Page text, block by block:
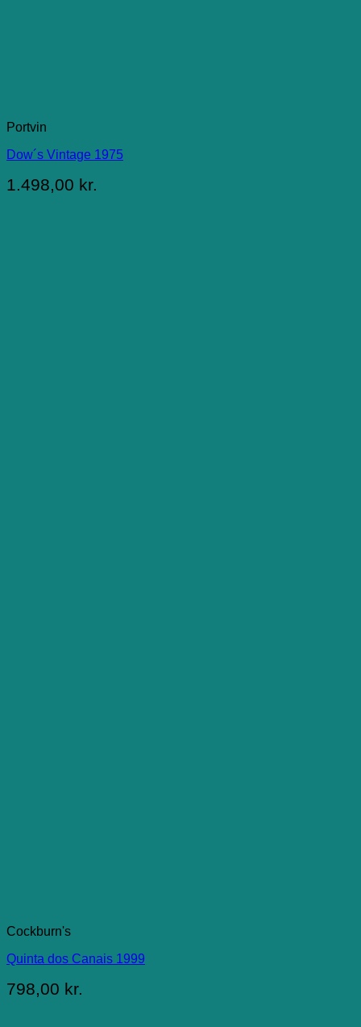
Portvin
Dow´s Vintage 1975
1.498,00 kr.
Cockburn's
Quinta dos Canais 1999
798,00 kr.